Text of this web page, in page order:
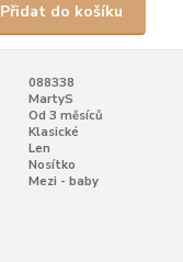
Přidat do košíku
088338
MartyS
Od 3 měsíců
Klasické
Len
Nosítko
Mezi - baby